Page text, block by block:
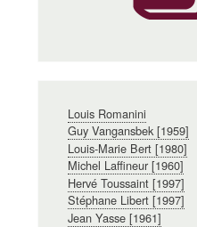
principale
Louis Romanini
Guy Vangansbek [1959]
Louis-Marie Bert [1980]
Michel Laffineur [1960]
Hervé Toussaint [1997]
Stéphane Libert [1997]
Jean Yasse [1961]